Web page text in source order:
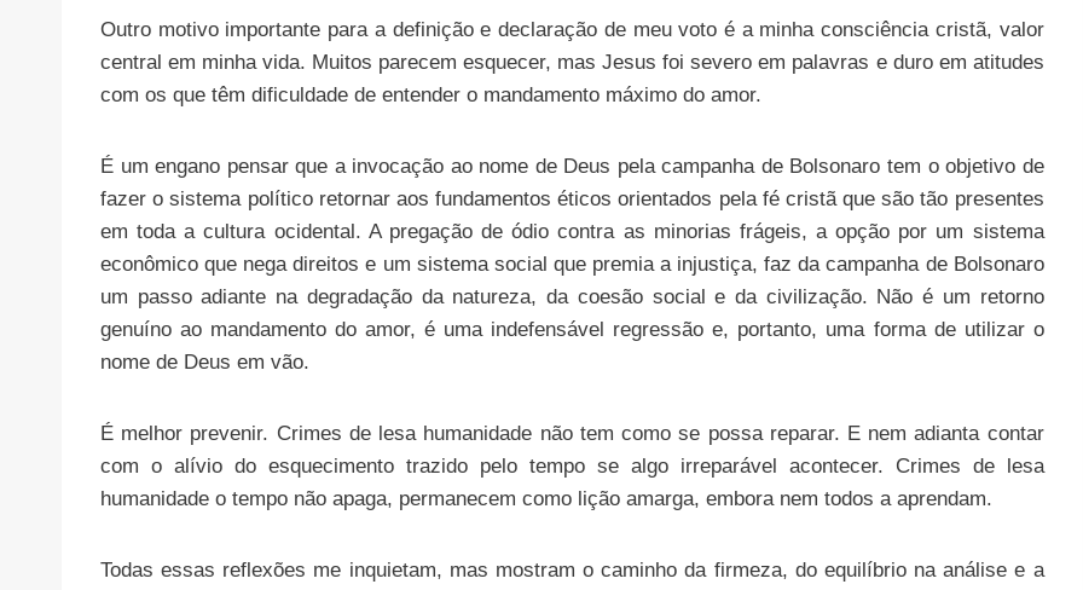
Outro motivo importante para a definição e declaração de meu voto é a minha consciência cristã, valor
central em minha vida. Muitos parecem esquecer, mas Jesus foi severo em palavras e duro em atitudes
com os que têm dificuldade de entender o mandamento máximo do amor.
É um engano pensar que a invocação ao nome de Deus pela campanha de Bolsonaro tem o objetivo de
fazer o sistema político retornar aos fundamentos éticos orientados pela fé cristã que são tão presentes
em toda a cultura ocidental. A pregação de ódio contra as minorias frágeis, a opção por um sistema
econômico que nega direitos e um sistema social que premia a injustiça, faz da campanha de Bolsonaro
um passo adiante na degradação da natureza, da coesão social e da civilização. Não é um retorno
genuíno ao mandamento do amor, é uma indefensável regressão e, portanto, uma forma de utilizar o
nome de Deus em vão.
É melhor prevenir. Crimes de lesa humanidade não tem como se possa reparar. E nem adianta contar
com o alívio do esquecimento trazido pelo tempo se algo irreparável acontecer. Crimes de lesa
humanidade o tempo não apaga, permanecem como lição amarga, embora nem todos a aprendam.
Todas essas reflexões me inquietam, mas mostram o caminho da firmeza, do equilíbrio na análise e a